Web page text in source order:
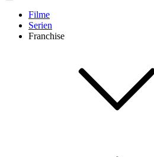
Filme
Serien
Franchise